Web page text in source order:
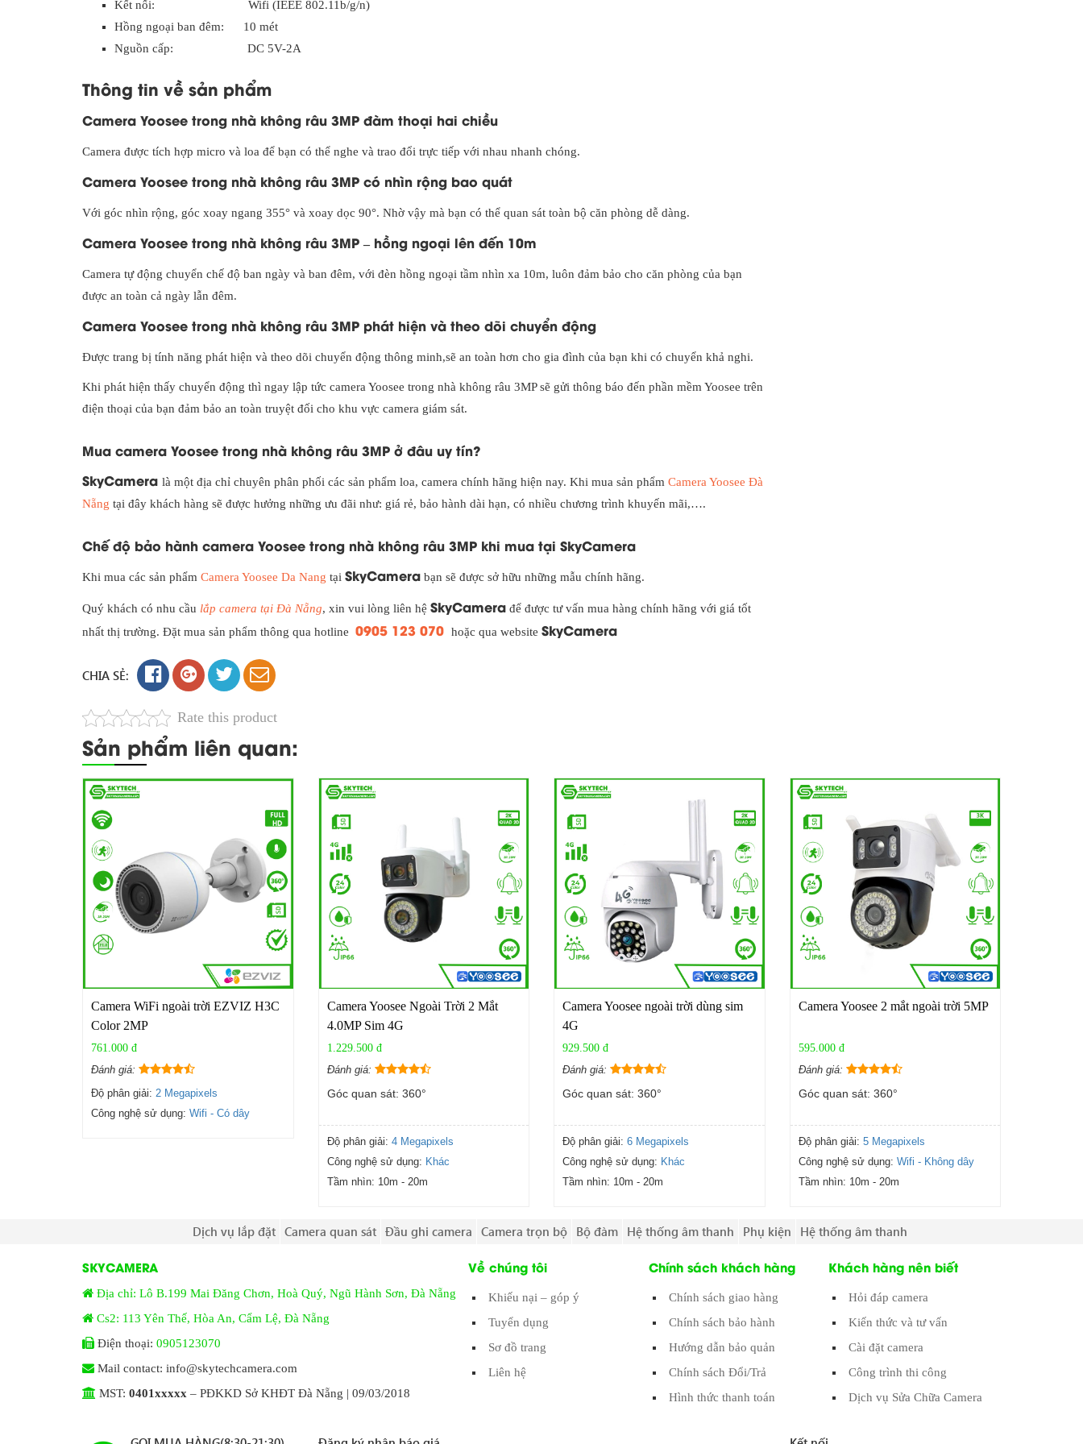
Kết nối: Wifi (IEEE 802.11b/g/n)
Hồng ngoại ban đêm: 10 mét
Nguồn cấp: DC 5V-2A
Thông tin về sản phẩm
Camera Yoosee trong nhà không râu 3MP đàm thoại hai chiều
Camera được tích hợp micro và loa để bạn có thể nghe và trao đổi trực tiếp với nhau nhanh chóng.
Camera Yoosee trong nhà không râu 3MP có nhìn rộng bao quát
Với góc nhìn rộng, góc xoay ngang 355° và xoay dọc 90°. Nhờ vậy mà bạn có thể quan sát toàn bộ căn phòng dễ dàng.
Camera Yoosee trong nhà không râu 3MP – hồng ngoại lên đến 10m
Camera tự động chuyển chế độ ban ngày và ban đêm, với đèn hồng ngoại tầm nhìn xa 10m, luôn đảm bảo cho căn phòng của bạn
được an toàn cả ngày lẫn đêm.
Camera Yoosee trong nhà không râu 3MP phát hiện và theo dõi chuyển động
Được trang bị tính năng phát hiện và theo dõi chuyển động thông minh,sẽ an toàn hơn cho gia đình của bạn khi có chuyển khả nghi.
Khi phát hiện thấy chuyển động thì ngay lập tức camera Yoosee trong nhà không râu 3MP sẽ gửi thông báo đến phần mềm Yoosee trên
điện thoại của bạn đảm bảo an toàn truyệt đối cho khu vực camera giám sát.
Mua camera Yoosee trong nhà không râu 3MP ở đâu uy tín?
SkyCamera là một địa chỉ chuyên phân phối các sản phẩm loa, camera chính hãng hiện nay. Khi mua sản phẩm Camera Yoosee Đà
Nẵng tại đây khách hàng sẽ được hưởng những ưu đãi như: giá rẻ, bảo hành dài hạn, có nhiều chương trình khuyến mãi,….
Chế độ bảo hành camera Yoosee trong nhà không râu 3MP khi mua tại SkyCamera
Khi mua các sản phẩm Camera Yoosee Da Nang tại SkyCamera bạn sẽ được sở hữu những mẫu chính hãng.
Quý khách có nhu cầu lắp camera tại Đà Nẵng, xin vui lòng liên hệ SkyCamera để được tư vấn mua hàng chính hãng với giá tốt
nhất thị trường. Đặt mua sản phẩm thông qua hotline 0905 123 070 hoặc qua website SkyCamera
CHIA SẺ:
Rate this product
Sản phẩm liên quan:
Camera WiFi ngoài trời EZVIZ H3C
Color 2MP
761.000 đ
Đánh giá:
Độ phân giải: 2 Megapixels
Công nghệ sử dụng: Wifi - Có dây
Camera Yoosee Ngoài Trời 2 Mắt
4.0MP Sim 4G
1.229.500 đ
Đánh giá:
Góc quan sát: 360°
Độ phân giải: 4 Megapixels
Công nghệ sử dụng: Khác
Tầm nhìn: 10m - 20m
Camera Yoosee ngoài trời dùng sim
4G
929.500 đ
Đánh giá:
Góc quan sát: 360°
Độ phân giải: 6 Megapixels
Công nghệ sử dụng: Khác
Tầm nhìn: 10m - 20m
Camera Yoosee 2 mắt ngoài trời 5MP
595.000 đ
Đánh giá:
Góc quan sát: 360°
Độ phân giải: 5 Megapixels
Công nghệ sử dụng: Wifi - Không dây
Tầm nhìn: 10m - 20m
Dịch vụ lắp đặt Camera quan sát Đầu ghi camera Camera trọn bộ Bộ đàm Hệ thống âm thanh Phụ kiện Hệ thống âm thanh
SKYCAMERA
Địa chỉ: Lô B.199 Mai Đăng Chơn, Hoà Quý, Ngũ Hành Sơn, Đà Nẵng
Cs2: 113 Yên Thế, Hòa An, Cẩm Lệ, Đà Nẵng
Điện thoại: 0905123070
Mail contact: info@skytechcamera.com
MST: 0401xxxxx – PĐKKD Sở KHĐT Đà Nẵng | 09/03/2018
Về chúng tôi
Khiếu nại – góp ý
Tuyển dụng
Sơ đồ trang
Liên hệ
Chính sách khách hàng
Chính sách giao hàng
Chính sách bảo hành
Hướng dẫn bảo quản
Chính sách Đổi/Trả
Hình thức thanh toán
Khách hàng nên biết
Hỏi đáp camera
Kiến thức và tư vấn
Cài đặt camera
Công trình thi công
Dịch vụ Sửa Chữa Camera